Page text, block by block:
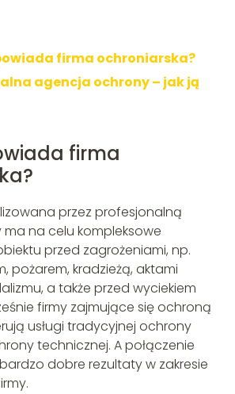
firma ochroniarska?
agencja ochrony – jak ją
firma
przez profesjonalną
na celu kompleksowe
przed zagrożeniami, np.
pożarem, kradzieżą, aktami
a także przed wyciekiem
firmy zajmujące się ochroną
usługi tradycyjnej ochrony
technicznej. A połączenie
dobre rezultaty w zakresie